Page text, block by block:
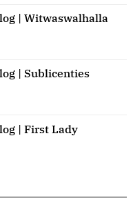
| Witwaswalhalla
| Sublicenties
| First Lady